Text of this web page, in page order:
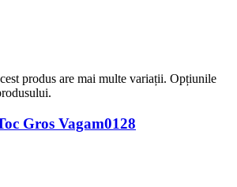
produs are mai multe variații. Opțiunile
Gros Vagam0128